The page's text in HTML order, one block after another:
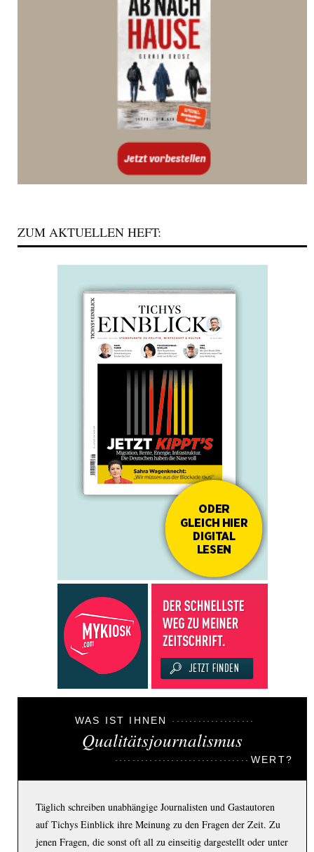
ZUM AKTUELLEN HEFT:
WAS IST IHNEN
Qualitätsjournalismus
WERT?
Täglich schreiben unabhängige Journalisten und Gastautoren
auf Tichys Einblick ihre Meinung zu den Fragen der Zeit. Zu
jenen Fragen, die sonst oft all zu einseitig dargestellt oder unter